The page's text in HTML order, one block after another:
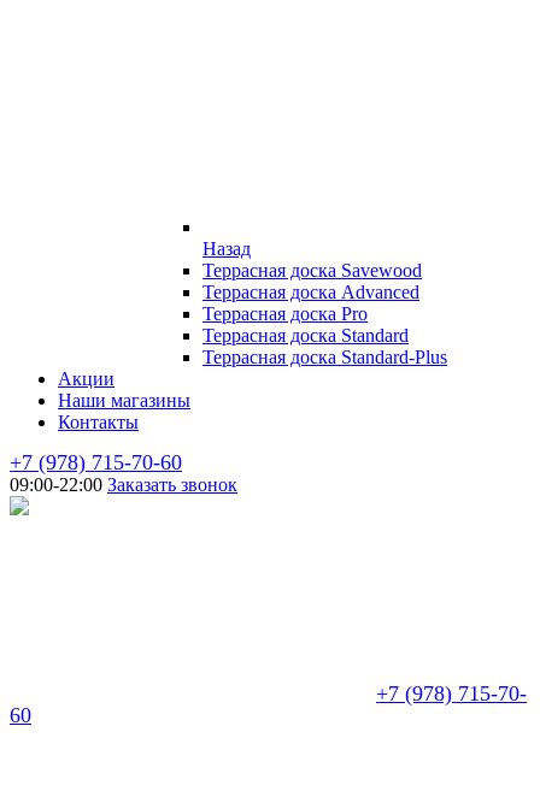
Назад
Террасная доска Savewood
Террасная доска Advanced
Террасная доска Pro
Террасная доска Standard
Террасная доска Standard-Plus
Акции
Наши магазины
Контакты
+7 (978) 715-70-60
09:00-22:00 Заказать звонок
+7 (978) 715-70-
60